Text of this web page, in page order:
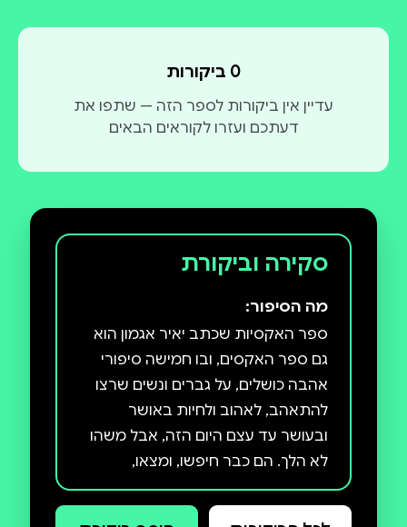
0 ביקורות
עדיין אין ביקורות לספר הזה — שתפו את
דעתכם ועזרו לקוראים הבאים
סקירה וביקורת
מה הסיפור:
ספר האקסיות שכתב יאיר אגמון הוא
גם ספר האקסים, ובו חמישה סיפורי
אהבה כושלים, על גברים ונשים שרצו
להתאהב, לאהוב ולחיות באושר
ובעושר עד עצם היום הזה, אבל משהו
לא הלך. הם כבר חיפשו, ומצאו,
והשתוקקו, ואהבו, הם כבר הרגישו שזה
זה, שעכשיו זה אמִתי, ואז באה הכלימה